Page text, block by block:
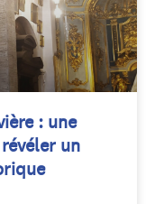
: une
un